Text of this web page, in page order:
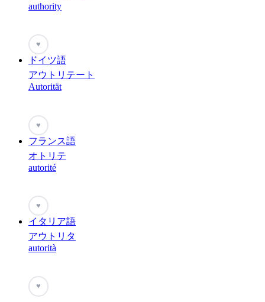
authority
♥
ドイツ語
アウトリテート
Autorität
♥
フランス語
オトリテ
autorité
♥
イタリア語
アウトリタ
autorità
♥